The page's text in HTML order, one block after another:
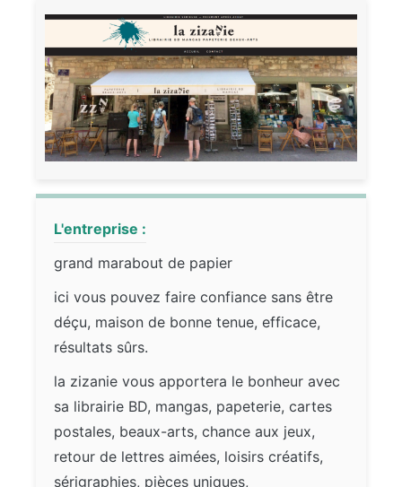
L'entreprise :
grand marabout de papier
ici vous pouvez faire confiance sans être
déçu, maison de bonne tenue, efficace,
résultats sûrs.
la zizanie vous apportera le bonheur avec
sa librairie BD, mangas, papeterie, cartes
postales, beaux-arts, chance aux jeux,
retour de lettres aimées, loisirs créatifs,
sérigraphies, pièces uniques,